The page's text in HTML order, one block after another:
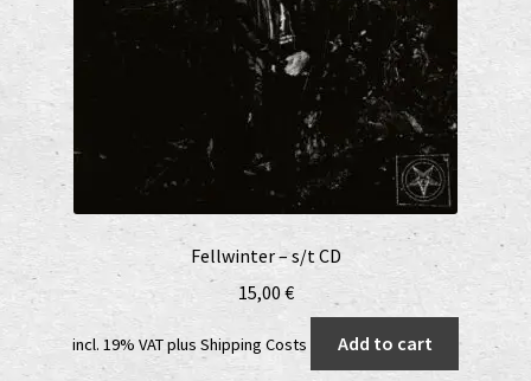
Fellwinter – s/t CD
15,00 €
incl. 19% VATplus Shipping Costs Add to cart